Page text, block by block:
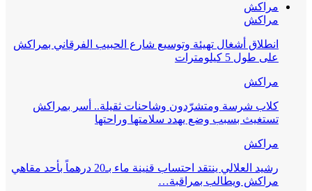
مراكش
مراكش
انطلاق أشغال تهيئة وتوسيع شارع الحبيب الفرقاني بمراكش
على طول 5 كيلومترات
مراكش
كلاب شرسة ومتشرّدون وشاحنات ثقيلة.. أسر بمراكش
تستغيث بسبب وضع يهدد سلامتها وراحتها
مراكش
رشيد العلالي ينتقد احتساب قنينة ماء بـ20 درهماً بأحد مقاهي
مراكش ويطالب بمراقبة…